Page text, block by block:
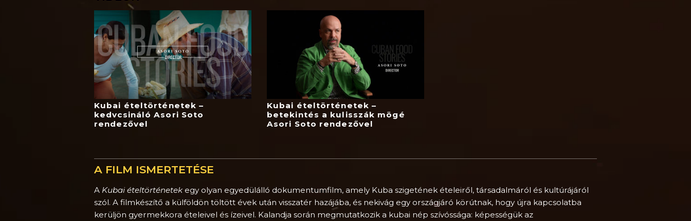
Kubai ételtörténetek –
kedvcsináló Asori Soto
rendezővel
Kubai ételtörténetek –
betekintés a kulisszák mögé
Asori Soto rendezővel
A FILM ISMERTETÉSE
A Kubai ételtörténetekegy olyan egyedülálló dokumentumfilm, amely Kuba szigetének ételeiről, társadalmáról és kultúrájáról
szól. A filmkészítő a külföldön töltött évek után visszatér hazájába, és nekivág egy országjáró körútnak, hogy újra kapcsolatba
kerüljön gyermekkora ételeivel és ízeivel. Kalandja során megmutatkozik a kubai nép szívóssága: képességük az